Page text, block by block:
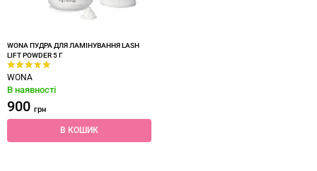
WONA ПУДРА ДЛЯ ЛАМІНУВАННЯ LASH
LIFT POWDER 5 Г
WONA
В наявності
900 грн
В КОШИК